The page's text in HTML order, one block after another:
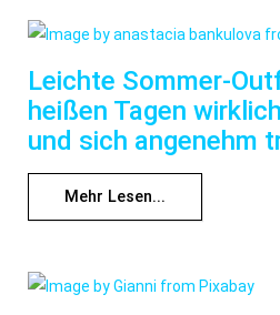
Leichte Sommer-
heißen Tagen
und sich angenehm
Mehr Lesen...